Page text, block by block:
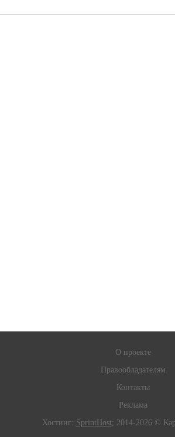
О проекте
Правообладателям
Контакты
Реклама
Хостинг: SprintHost; 2014-2026 ©